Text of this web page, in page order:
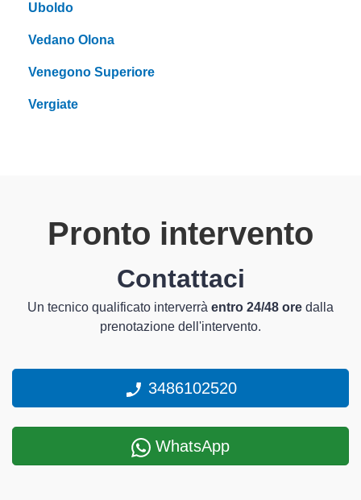
Uboldo
Vedano Olona
Venegono Superiore
Vergiate
Pronto intervento
Contattaci
Un tecnico qualificato interverrà entro 24/48 ore dalla
prenotazione dell'intervento.
3486102520
WhatsApp